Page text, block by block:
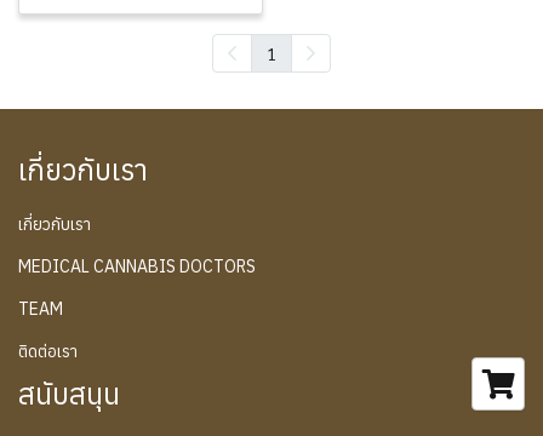
1
เกี่ยวกับเรา
เกี่ยวกับเรา
MEDICAL CANNABIS DOCTORS
TEAM
ติดต่อเรา
สนับสนุน